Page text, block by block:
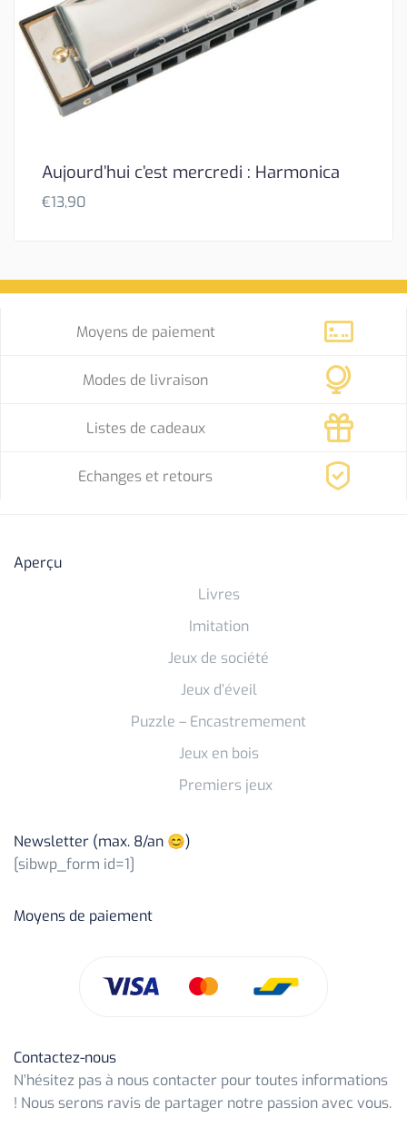
Aujourd’hui c’est mercredi : Harmonica
€13,90
Moyens de paiement
Modes de livraison
Listes de cadeaux
Echanges et retours
Aperçu
Livres
Imitation
Jeux de société
Jeux d’éveil
Puzzle – Encastremement
Jeux en bois
Premiers jeux
Newsletter (max. 8/an 😊)
[sibwp_form id=1]
Moyens de paiement
Contactez-nous
N’hésitez pas à nous contacter pour toutes informations
! Nous serons ravis de partager notre passion avec vous.